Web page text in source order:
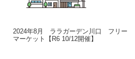
2024年8月 ララガーデン川口 フリー
マーケット【R6 10/12開催】